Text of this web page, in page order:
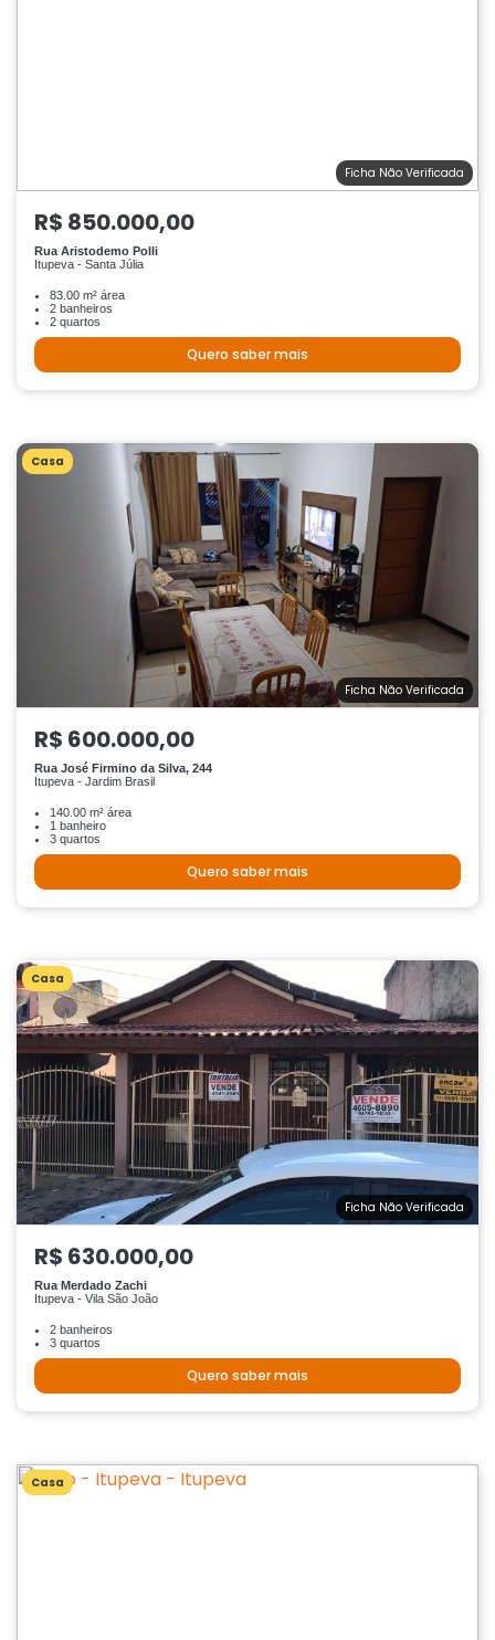
Ficha Não Verificada
R$ 850.000,00
Rua Aristodemo Polli
Itupeva - Santa Júlia
83.00 m² área
2 banheiros
2 quartos
Quero saber mais
Casa
Ficha Não Verificada
R$ 600.000,00
Rua José Firmino da Silva, 244
Itupeva - Jardim Brasil
140.00 m² área
1 banheiro
3 quartos
Quero saber mais
Casa
Ficha Não Verificada
R$ 630.000,00
Rua Merdado Zachi
Itupeva - Vila São João
2 banheiros
3 quartos
Quero saber mais
Casa